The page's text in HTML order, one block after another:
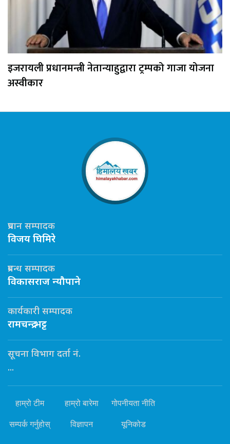
इजरायली प्रधानमन्त्री नेतान्याहुद्वारा ट्रम्पको गाजा योजना
अस्वीकार
प्रधान सम्पादक
विजय घिमिरे
प्रबन्ध सम्पादक
विकासराज न्यौपाने
कार्यकारी सम्पादक
रामचन्द्र भट्ट
सूचना विभाग दर्ता नं.
...
हाम्रो टीम हाम्रो बारेमा गोपनीयता नीति
सम्पर्क गर्नुहोस् विज्ञापन यूनिकोड